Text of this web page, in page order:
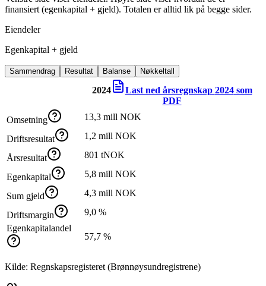
finansiert (egenkapital + gjeld). Totalen er alltid lik på begge sider.
Eiendeler
Egenkapital + gjeld
Sammendrag Resultat Balanse Nøkkeltall
2024 Last ned årsregnskap 2024som
PDF
Omsetning
13,3 mill NOK
Driftsresultat 1,2 mill NOK
Årsresultat 801 tNOK
Egenkapital 5,8 mill NOK
Sum gjeld 4,3 mill NOK
Driftsmargin
9,0 %
Egenkapitalandel
57,7 %
Kilde: Regnskapsregisteret (Brønnøysundregistrene)